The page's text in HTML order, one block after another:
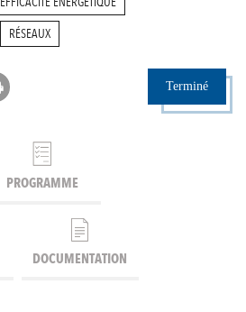
RÉSEAUX
Terminé
PROGRAMME
DOCUMENTATION